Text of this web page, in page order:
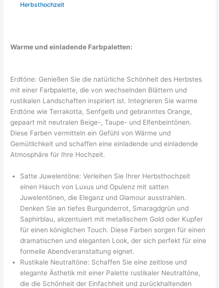
Herbsthochzeit
Warme und einladende Farbpaletten:
Erdtöne: Genießen Sie die natürliche Schönheit des Herbstes
mit einer Farbpalette, die von wechselnden Blättern und
rustikalen Landschaften inspiriert ist. Integrieren Sie warme
Erdtöne wie Terrakotta, Senfgelb und gebranntes Orange,
gepaart mit neutralen Beige-, Taupe- und Elfenbeintönen.
Diese Farben vermitteln ein Gefühl von Wärme und
Gemütlichkeit und schaffen eine einladende und einladende
Atmosphäre für Ihre Hochzeit.
Satte Juwelentöne: Verleihen Sie Ihrer Herbsthochzeit
einen Hauch von Luxus und Opulenz mit satten
Juwelentönen, die Eleganz und Glamour ausstrahlen.
Denken Sie an tiefes Burgunderrot, Smaragdgrün und
Saphirblau, akzentuiert mit metallischem Gold oder Kupfer
für einen königlichen Touch. Diese Farben sorgen für einen
dramatischen und eleganten Look, der sich perfekt für eine
formelle Abendveranstaltung eignet.
Rustikale Neutraltöne: Schaffen Sie eine zeitlose und
elegante Ästhetik mit einer Palette rustikaler Neutraltöne,
die die Schönheit der Einfachheit und zurückhaltenden